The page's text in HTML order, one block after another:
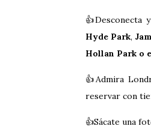
👍Desconecta
Hyde Park,
Hollan Park o
👍Admira
reservar con
👍Sácate una